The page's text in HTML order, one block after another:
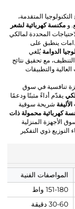
المتقدمة،
و مكنسة كهربائية لشعر
المحددة لمالكي
ينطبق على
الدوامة يُلغي
مع تحقيق نتائج
والتطبيقات
تنافسية في سوق
يقدّم أداءً مثبتًا ودعمًا
شريحة سوقية
كهربائية محمولة ذات
الأجهزة المنزلية
التوزيع ذوي التفكير
المواصفات الفنية
151-180 واط
30-60 دقيقة